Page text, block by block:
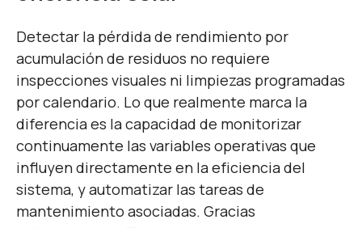
Detectar la pérdida de rendimiento por
acumulación de residuos no requiere
inspecciones visuales ni limpiezas programadas
por calendario. Lo que realmente marca la
diferencia es la capacidad de monitorizar
continuamente las variables operativas que
influyen directamente en la eficiencia del
sistema, y automatizar las tareas de
mantenimiento asociadas. Gracias